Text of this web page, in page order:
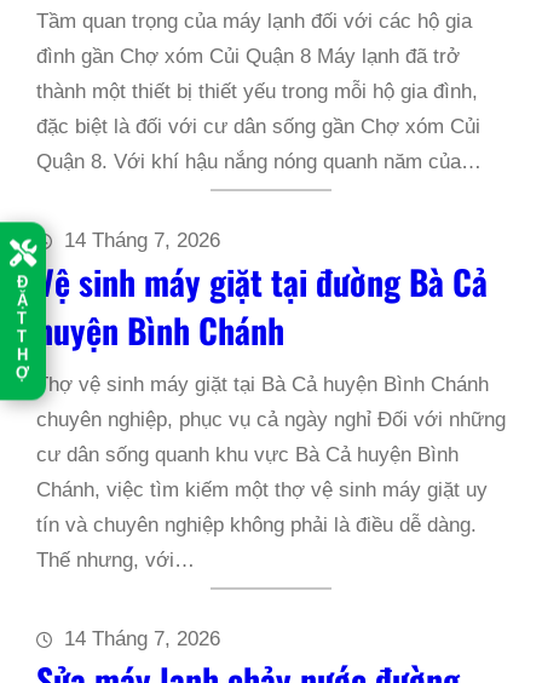
Đ
Ặ
T
T
H
Ợ
Tầm quan trọng của máy lạnh đối với các hộ gia
đình gần Chợ xóm Củi Quận 8 Máy lạnh đã trở
thành một thiết bị thiết yếu trong mỗi hộ gia đình,
đặc biệt là đối với cư dân sống gần Chợ xóm Củi
Quận 8. Với khí hậu nắng nóng quanh năm của…
14 Tháng 7, 2026
Vệ sinh máy giặt tại đường Bà Cả
huyện Bình Chánh
Thợ vệ sinh máy giặt tại Bà Cả huyện Bình Chánh
chuyên nghiệp, phục vụ cả ngày nghỉ Đối với những
cư dân sống quanh khu vực Bà Cả huyện Bình
Chánh, việc tìm kiếm một thợ vệ sinh máy giặt uy
tín và chuyên nghiệp không phải là điều dễ dàng.
Thế nhưng, với…
14 Tháng 7, 2026